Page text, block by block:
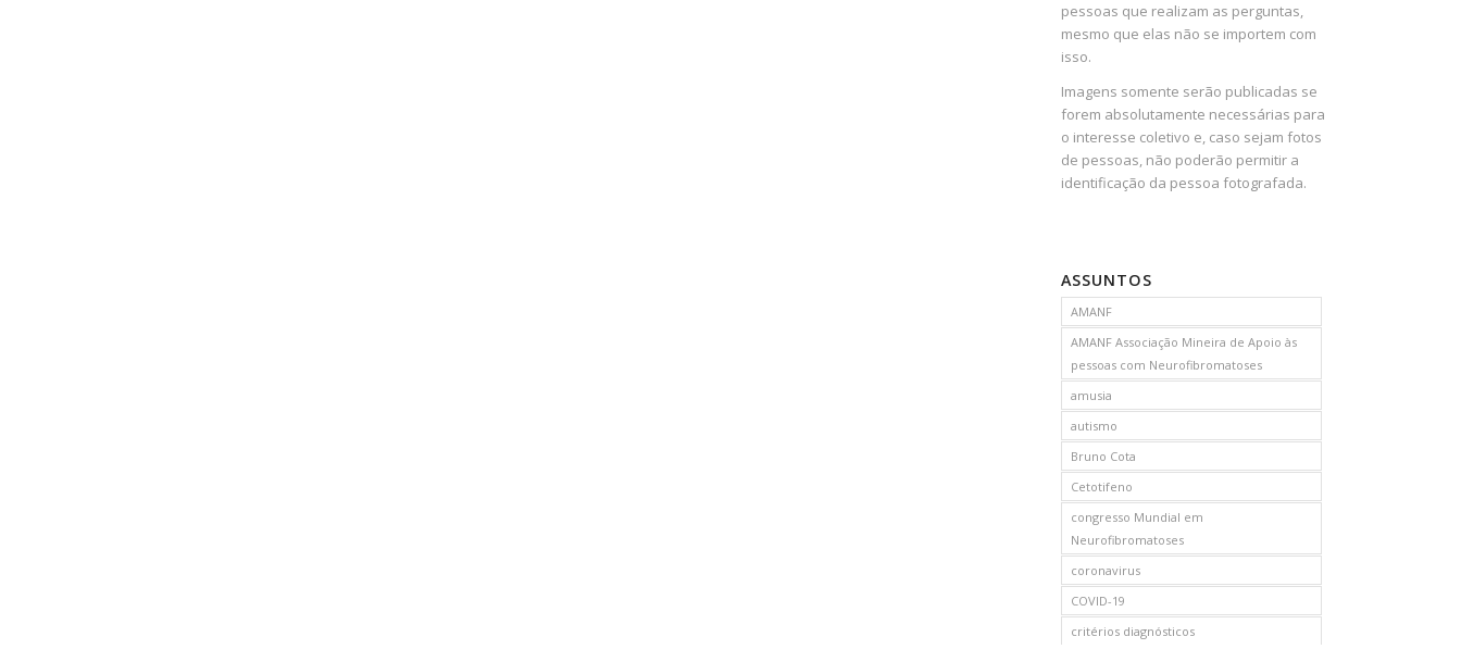
pessoas que realizam as perguntas,
mesmo que elas não se importem com
isso.
Imagens somente serão publicadas se
forem absolutamente necessárias para
o interesse coletivo e, caso sejam fotos
de pessoas, não poderão permitir a
identificação da pessoa fotografada.
ASSUNTOS
AMANF
AMANF Associação Mineira de Apoio às
pessoas com Neurofibromatoses
amusia
autismo
Bruno Cota
Cetotifeno
congresso Mundial em
Neurofibromatoses
coronavirus
COVID-19
critérios diagnósticos